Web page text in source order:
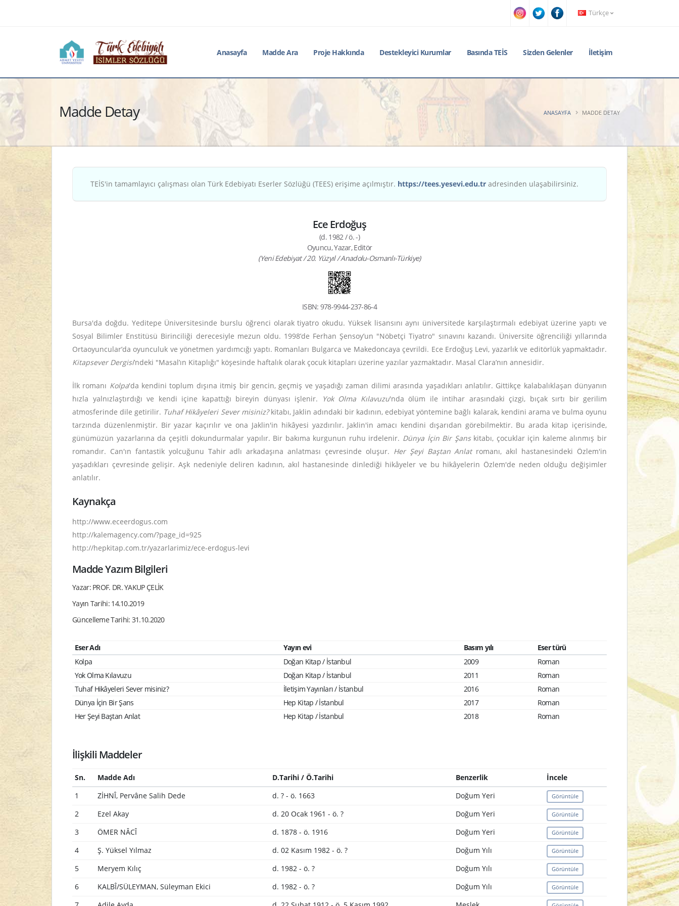
Türkçe
Anasayfa Madde Ara Proje Hakkında Destekleyici Kurumlar Basında TEİS Sizden Gelenler İletişim
Madde Detay ANASAYFA MADDE DETAY
TEİS'in tamamlayıcı çalışması olan Türk Edebiyatı Eserler Sözlüğü (TEES) erişime açılmıştır. https://tees.yesevi.edu.tr adresinden ulaşabilirsiniz.
Ece Erdoğuş
(d. 1982 / ö. -)
Oyuncu, Yazar, Editör
(Yeni Edebiyat / 20. Yüzyıl / Anadolu-Osmanlı-Türkiye)
ISBN: 978-9944-237-86-4
Bursa'da doğdu. Yeditepe Üniversitesinde burslu öğrenci olarak tiyatro okudu. Yüksek lisansını aynı üniversitede karşılaştırmalı edebiyat üzerine yaptı ve
Sosyal Bilimler Enstitüsü Birinciliği derecesiyle mezun oldu. 1998’de Ferhan Şensoy’un "Nöbetçi Tiyatro" sınavını kazandı. Üniversite öğrenciliği yıllarında
Ortaoyuncular’da oyunculuk ve yönetmen yardımcığı yaptı. Romanları Bulgarca ve Makedoncaya çevrildi. Ece Erdoğuş Levi, yazarlık ve editörlük yapmaktadır.
Kitapsever Dergisi’ndeki "Masal’ın Kitaplığı" köşesinde haftalık olarak çocuk kitapları üzerine yazılar yazmaktadır. Masal Clara’nın annesidir.
İlk romanı Kolpa'da kendini toplum dışına itmiş bir gencin, geçmiş ve yaşadığı zaman dilimi arasında yaşadıkları anlatılır. Gittikçe kalabalıklaşan dünyanın
hızla yalnızlaştırdığı ve kendi içine kapattığı bireyin dünyası işlenir.
Yok Olma Kılavuzu'nda ölüm ile intihar arasındaki çizgi, bıçak sırtı bir gerilim
atmosferinde dile getirilir. Tuhaf Hikâyeleri Sever misiniz?kitabı, Jaklin adındaki bir kadının, edebiyat yöntemine bağlı kalarak, kendini arama ve bulma oyunu
tarzında düzenlenmiştir. Bir yazar kaçırılır ve ona Jaklin'in hikâyesi yazdırılır. Jaklin'in amacı kendini dışarıdan görebilmektir. Bu arada kitap içerisinde,
günümüzün yazarlarına da çeşitli dokundurmalar yapılır. Bir bakıma kurgunun ruhu irdelenir. Dünya İçin Bir Şanskitabı, çocuklar için kaleme alınmış bir
romandır. Can'ın fantastik yolcuğunu Tahir adlı arkadaşına anlatması çevresinde oluşur. Her Şeyi Baştan Anlatromanı, akıl hastanesindeki Özlem'in
yaşadıkları çevresinde gelişir. Aşk nedeniyle deliren kadının, akıl hastanesinde dinlediği hikâyeler ve bu hikâyelerin Özlem'de neden olduğu değişimler
anlatılır.
Kaynakça
http://www.eceerdogus.com
http://kalemagency.com/?page_id=925
http://hepkitap.com.tr/yazarlarimiz/ece-erdogus-levi
Madde Yazım Bilgileri
Yazar: PROF. DR. YAKUP ÇELİK
Yayın Tarihi: 14.10.2019
Güncelleme Tarihi: 31.10.2020
Eser Adı Yayın evi Basım yılı
Eser türü
Kolpa
Doğan Kitap / İstanbul 2009
Roman
Yok Olma Kılavuzu
Doğan Kitap / İstanbul 2011
Roman
Tuhaf Hikâyeleri Sever misiniz?
İletişim Yayınları / İstanbul 2016
Roman
Dünya İçin Bir Şans
Hep Kitap / İstanbul 2017
Roman
Her Şeyi Baştan Anlat
Hep Kitap / İstanbul 2018 Roman
İlişkili Maddeler
Sn. Madde Adı D.Tarihi / Ö.Tarihi Benzerlik
İncele
1
ZİHNÎ, Pervâne Salih Dede d. ? - ö. 1663 Doğum Yeri Görüntüle
2 Ezel Akay d. 20 Ocak 1961 - ö. ? Doğum Yeri Görüntüle
3 ÖMER NÂCÎ d. 1878 - ö. 1916 Doğum Yeri Görüntüle
4 Ş. Yüksel Yılmaz d. 02 Kasım 1982 - ö. ? Doğum Yılı Görüntüle
5 Meryem Kılıç d. 1982 - ö. ? Doğum Yılı Görüntüle
6 KALBÎ/SÜLEYMAN, Süleyman Ekici d. 1982 - ö. ? Doğum Yılı Görüntüle